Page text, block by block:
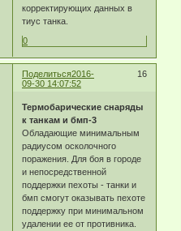
корректирующих данных в
тиус танка.
0
Поделиться 16
2016-
09-30 14:07:52
Термобарические снаряды
к танкам и бмп-3
Обладающие минимальным
радиусом осколочного
поражения. Для боя в городе
и непосредственной
поддержки пехоты - танки и
бмп смогут оказывать пехоте
поддержку при минимальном
удалении ее от противника.